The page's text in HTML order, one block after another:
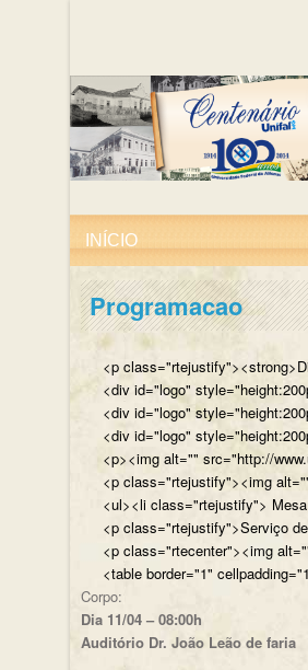
Programacao
<p
<div id="logo"
<div id="logo"
<div id="logo"
<p><img alt="" src="http://
<p class="rtejustify"><img
<ul><li class="rtejustify">
<p class="rtejustify">Serviço
<p class="rtecenter"><img
<table border="1"
Corpo:
Dia 11/04 – 08:00h
Auditório Dr. João Leão de faria